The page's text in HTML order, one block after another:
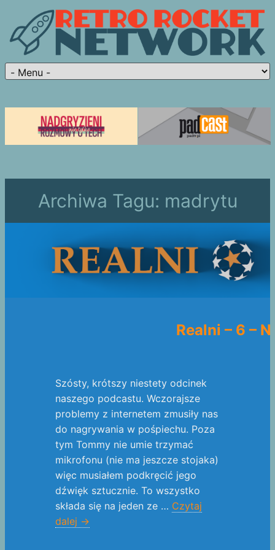
Archiwa Tagu: madrytu
Realni – 6 –
Szósty, krótszy niestety odcinek
naszego podcastu. Wczorajsze
problemy z internetem zmusiły nas
do nagrywania w pośpiechu. Poza
tym Tommy nie umie trzymać
mikrofonu (nie ma jeszcze stojaka)
więc musiałem podkręcić jego
dźwięk sztucznie. To wszystko
składa się na jeden ze … Czytaj
dalej →